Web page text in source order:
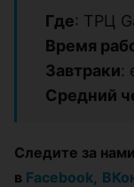
Где: ТРЦ
Время
Завтраки:
Средний
Следите за нами
в Facebook,